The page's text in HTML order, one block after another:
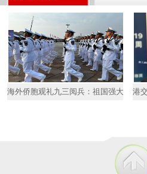
海外侨胞观礼九三阅兵：祖国强大是我
港